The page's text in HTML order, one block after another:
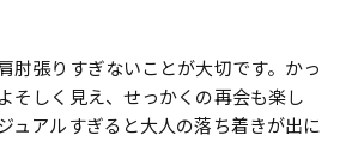
肘張りすぎないことが大切です。かっ
そしく見え、せっかくの再会も楽し
ュアルすぎると大人の落ち着きが出に